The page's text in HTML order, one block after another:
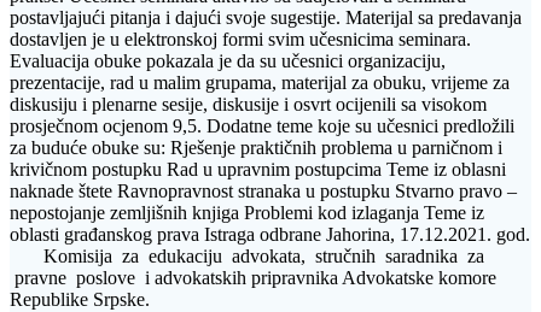
postavljajući pitanja i dajući svoje sugestije. Materijal sa predavanja
dostavljen je u elektronskoj formi svim učesnicima seminara.
Evaluacija obuke pokazala je da su učesnici organizaciju,
prezentacije, rad u malim grupama, materijal za obuku, vrijeme za
diskusiju i plenarne sesije, diskusije i osvrt ocijenili sa visokom
prosječnom ocjenom 9,5. Dodatne teme koje su učesnici predložili
zа buduće obuke su: Rješenje praktičnih problema u parničnom i
krivičnom postupku Rad u upravnim postupcima Teme iz oblasni
naknade štete Ravnopravnost stranaka u postupku Stvarno pravo –
nepostojanje zemljišnih knjiga Problemi kod izlaganja Teme iz
oblasti građanskog prava Istraga odbrane Jahorina, 17.12.2021. god.
Komisija za edukaciju advokata, stručnih saradnika za
pravne poslove i advokatskih pripravnika Advokatske komore
Republike Srpske.